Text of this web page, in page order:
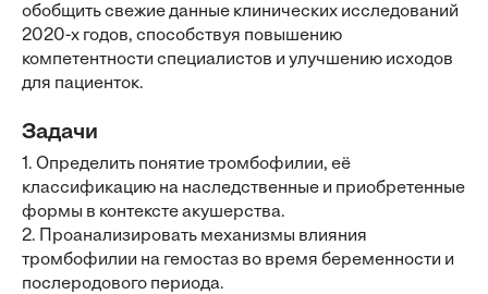
обобщить свежие данные клинических исследований
2020-х годов, способствуя повышению
компетентности специалистов и улучшению исходов
для пациенток.
Задачи
1. Определить понятие тромбофилии, её
классификацию на наследственные и приобретенные
формы в контексте акушерства.
2. Проанализировать механизмы влияния
тромбофилии на гемостаз во время беременности и
послеродового периода.